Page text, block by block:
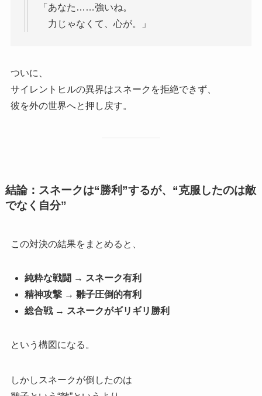
「あなた……強いね。
力じゃなくて、心が。」
ついに、
サイレントヒルの異界はスネークを拒絶できず、
彼を外の世界へと押し戻す。
結論：スネークは“勝利”するが、“克服したのは敵
でなく自分”
この対決の結果をまとめると、
純粋な戦闘 → スネーク有利
精神攻撃 → 雛子圧倒的有利
総合戦 → スネークがギリギリ勝利
という構図になる。
しかしスネークが倒したのは